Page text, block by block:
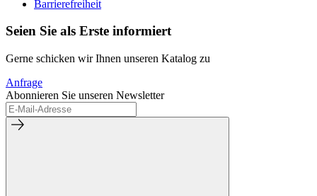
Barrierefreiheit
Seien Sie als Erste informiert
Gerne schicken wir Ihnen unseren Katalog zu
Anfrage
Abonnieren Sie unseren Newsletter